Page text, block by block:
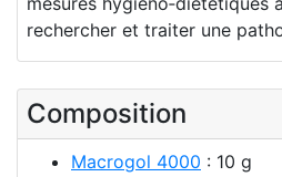
rechercher et traiter une
Composition
Macrogol 4000 : 10 g